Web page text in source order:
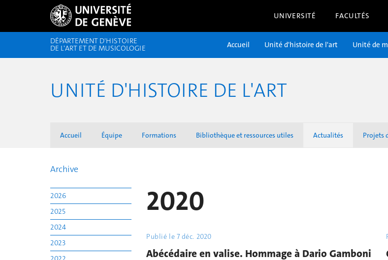
UNIVERSITÉ FACULTÉS
DÉPARTEMENT D'HISTOIRE
DE L'ART ET DE MUSICOLOGIE Accueil Unité d'histoire de l'art Unité de
UNITÉ D'HISTOIRE DE L'ART
Accueil Équipe Formations Bibliothèque et ressources utiles Actualités Projets
Archive
2026
2025
2024
2023
2020
Publié le 7 déc. 2020
Abécédaire en valise. Hommage à Dario Gamboni